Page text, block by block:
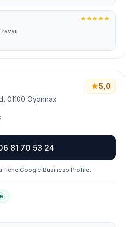
01100 Oyonnax
5,0
81 70 53 24
fiche Google Business Profile.